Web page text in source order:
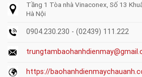
Tầng 1 Tòa nhà Vinaconex, Số 13
Hà Nội
0904.230.230 - (02439) 111.222
https://